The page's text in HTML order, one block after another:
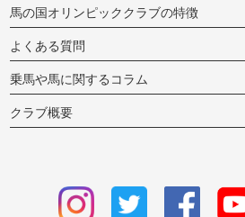
馬の国オリンピッククラブの特徴
よくある質問
乗馬や馬に関するコラム
クラブ概要